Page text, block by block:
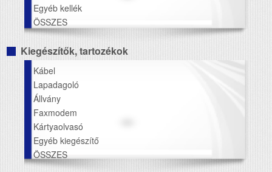
Egyéb kellék
ÖSSZES
Kiegészítők, tartozékok
Kábel
Lapadagoló
Állvány
Faxmodem
Kártyaolvasó
Egyéb kiegészítő
ÖSSZES